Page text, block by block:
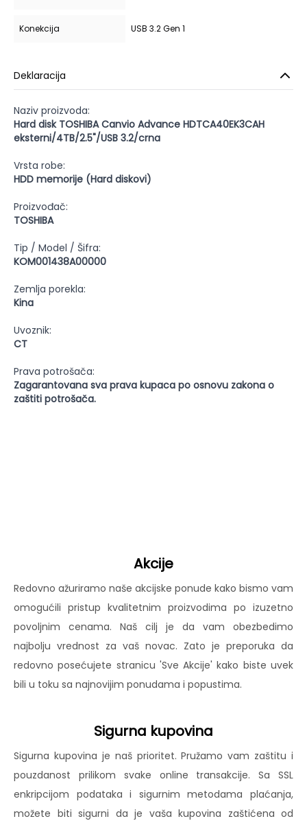
Konekcija USB 3.2 Gen 1
Deklaracija
Naziv proizvoda:
Hard disk TOSHIBA Canvio Advance HDTCA40EK3CAH
eksterni/4TB/2.5"/USB 3.2/crna
Vrsta robe:
HDD memorije (Hard diskovi)
Proizvođač:
TOSHIBA
Tip / Model / Šifra:
KOM001438A00000
Zemlja porekla:
Kina
Uvoznik:
CT
Prava potrošača:
Zagarantovana sva prava kupaca po osnovu zakona o
zaštiti potrošača.
Akcije
Redovno ažuriramo naše akcijske ponude kako bismo vam
omogućili pristup kvalitetnim proizvodima po izuzetno
povoljnim cenama. Naš cilj je da vam obezbedimo
najbolju vrednost za vaš novac. Zato je preporuka da
redovno posećujete stranicu 'Sve Akcije' kako biste uvek
bili u toku sa najnovijim ponudama i popustima.
Sigurna kupovina
Sigurna kupovina je naš prioritet. Pružamo vam zaštitu i
pouzdanost prilikom svake online transakcije. Sa SSL
enkripcijom podataka i sigurnim metodama plaćanja,
možete biti sigurni da je vaša kupovina zaštićena od